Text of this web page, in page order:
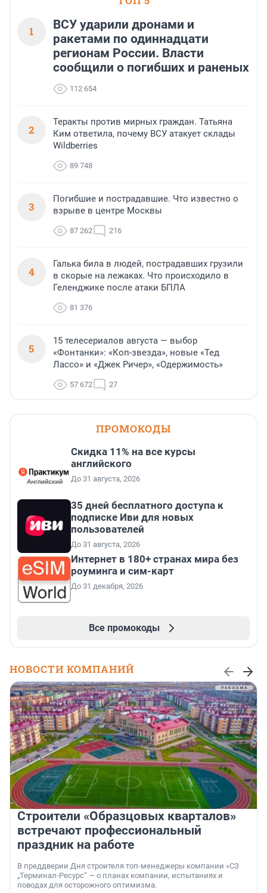
1
ВСУ ударили дронами и
ракетами по одиннадцати
регионам России. Власти
сообщили о погибших и раненых
112 654
2
Теракты против мирных граждан. Татьяна
Ким ответила, почему ВСУ атакует склады
Wildberries
89 748
3
Погибшие и пострадавшие. Что известно о
взрыве в центре Москвы
87 262 216
4
Галька била в людей, пострадавших грузили
в скорые на лежаках. Что происходило в
Геленджике после атаки БПЛА
81 376
5
15 телесериалов августа — выбор
«Фонтанки»: «Коп-звезда», новые «Тед
Лассо» и «Джек Ричер», «Одержимость»
57 672 27
ПРОМОКОДЫ
Скидка 11% на все курсы
английского
До 31 августа, 2026
35 дней бесплатного доступа к
подписке Иви для новых
пользователей
До 31 августа, 2026
Интернет в 180+ странах мира без
роуминга и сим-карт
До 31 декабря, 2026
Все промокоды
НОВОСТИ КОМПАНИЙ
Строители «Образцовых кварталов»
встречают профессиональный
праздник на работе
В преддверии Дня строителя топ-менеджеры компании «СЗ
„Терминал-Ресурс“ — о планах компании, испытаниях и
поводах для осторожного оптимизма.